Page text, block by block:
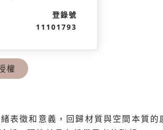
登錄號
11101793
權
表徵和意義，回歸材質與空間本質的